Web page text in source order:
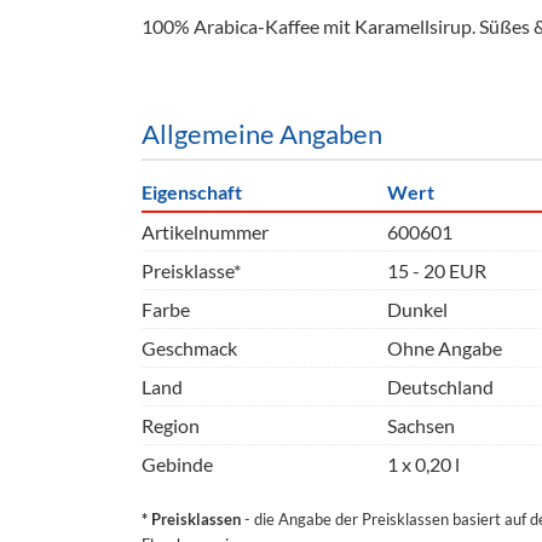
Gläser
Theken + Zubehör
100% Arabica-Kaffee mit Karamellsirup.Süßes
Allgemeine Angaben
Eigenschaft
Wert
Artikelnummer
600601
Preisklasse*
15 - 20 EUR
Farbe
Dunkel
Geschmack
Ohne Angabe
Land
Deutschland
Region
Sachsen
Gebinde
1 x 0,20 l
* Preisklassen- die Angabe der Preisklassen basiert auf